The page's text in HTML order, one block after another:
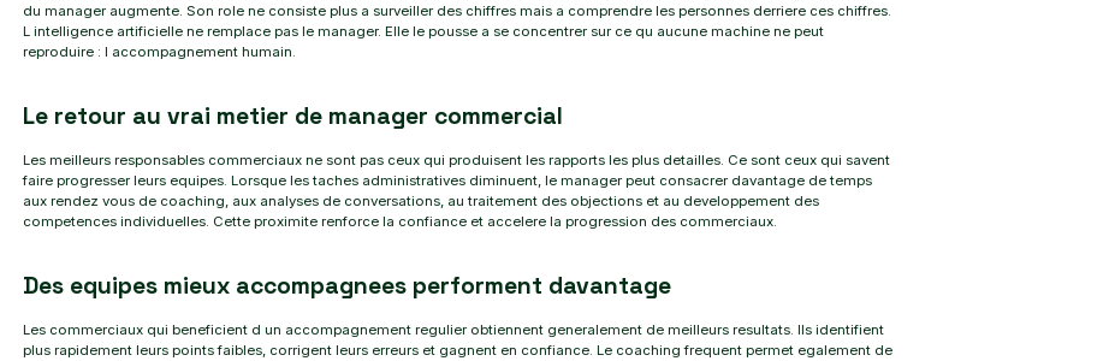
du manager augmente. Son role ne consiste plus a surveiller des chiffres mais a comprendre les personnes derriere ces chiffres.
L intelligence artificielle ne remplace pas le manager. Elle le pousse a se concentrer sur ce qu aucune machine ne peut
reproduire : l accompagnement humain.
Le retour au vrai metier de manager commercial
Les meilleurs responsables commerciaux ne sont pas ceux qui produisent les rapports les plus detailles. Ce sont ceux qui savent
faire progresser leurs equipes. Lorsque les taches administratives diminuent, le manager peut consacrer davantage de temps
aux rendez vous de coaching, aux analyses de conversations, au traitement des objections et au developpement des
competences individuelles. Cette proximite renforce la confiance et accelere la progression des commerciaux.
Des equipes mieux accompagnees performent davantage
Les commerciaux qui beneficient d un accompagnement regulier obtiennent generalement de meilleurs resultats. Ils identifient
plus rapidement leurs points faibles, corrigent leurs erreurs et gagnent en confiance. Le coaching frequent permet egalement de